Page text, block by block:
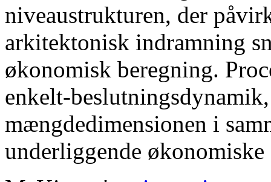
niveaustrukturen, der
arkitektonisk indramning
økonomisk beregning.
enkelt-
mængdedimensionen i
underliggende